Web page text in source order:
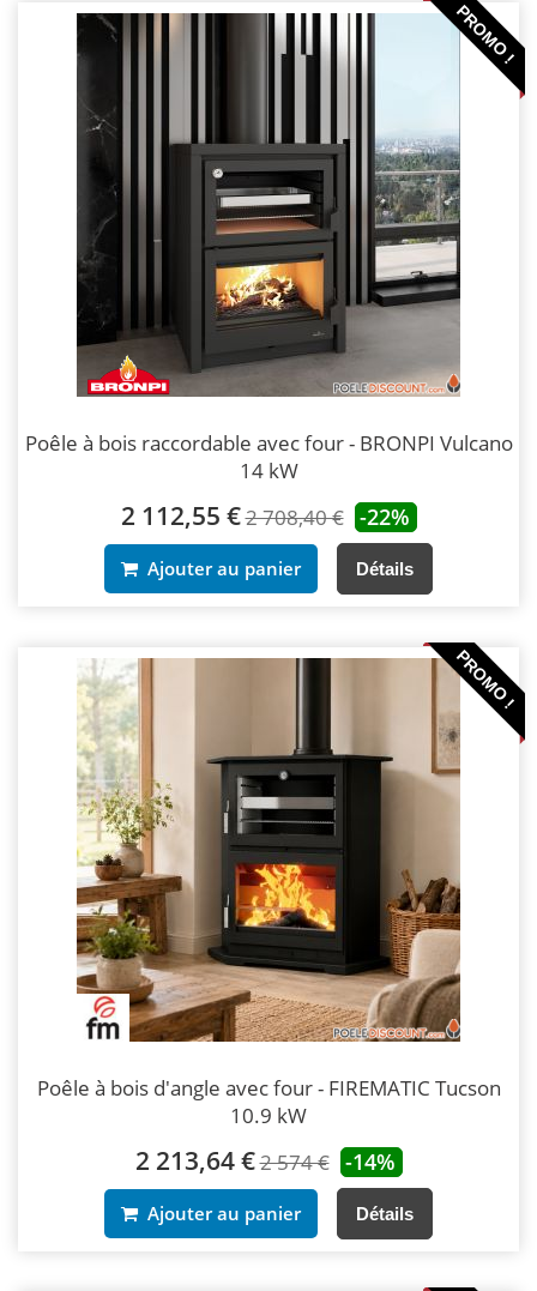
PROMO !
Poêle à bois raccordable avec four - BRONPI Vulcano
14 kW
2 112,55 €2 708,40 € -22%
Ajouter au panier Détails
PROMO !
Poêle à bois d'angle avec four - FIREMATIC Tucson
10.9 kW
2 213,64 €2 574 € -14%
Ajouter au panier Détails